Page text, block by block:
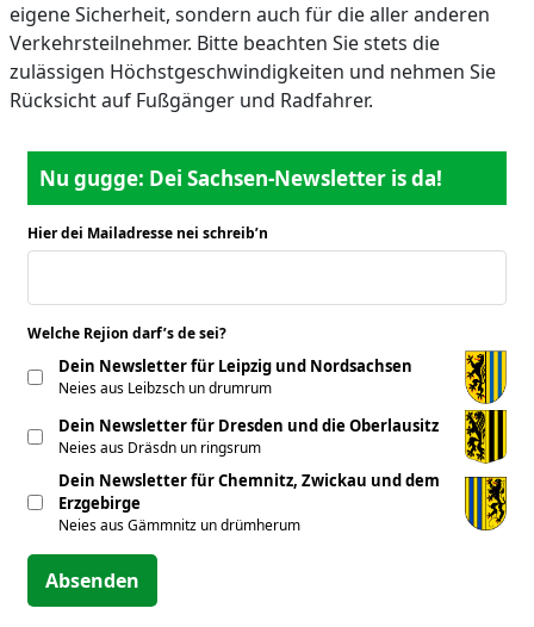
eigene Sicherheit, sondern auch für die aller anderen
Verkehrsteilnehmer. Bitte beachten Sie stets die
zulässigen Höchstgeschwindigkeiten und nehmen Sie
Rücksicht auf Fußgänger und Radfahrer.
Nu gugge: Dei Sachsen-Newsletter is da!
Hier dei Mailadresse nei schreib’n
Welche Rejion darf’s de sei?
Dein Newsletter für Leipzig und Nordsachsen
Neies aus Leibzsch un drumrum
Dein Newsletter für Dresden und die Oberlausitz
Neies aus Dräsdn un ringsrum
Dein Newsletter für Chemnitz, Zwickau und dem
Erzgebirge
Neies aus Gämmnitz un drümherum
Absenden